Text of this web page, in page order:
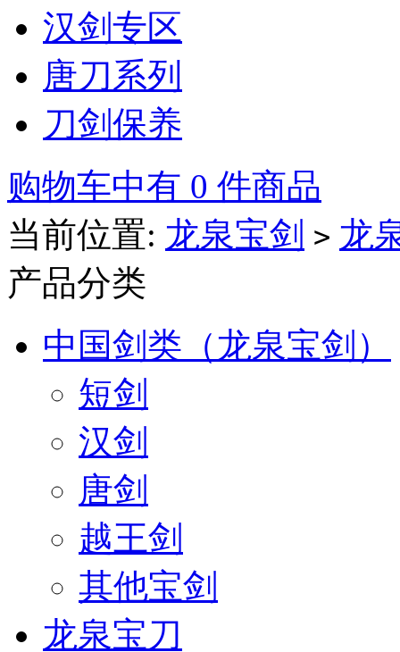
汉剑专区
唐刀系列
刀剑保养
购物车中有 0 件商品
当前位置: 龙泉宝剑 > 龙
产品分类
中国剑类（龙泉宝剑）
短剑
汉剑
唐剑
越王剑
其他宝剑
龙泉宝刀